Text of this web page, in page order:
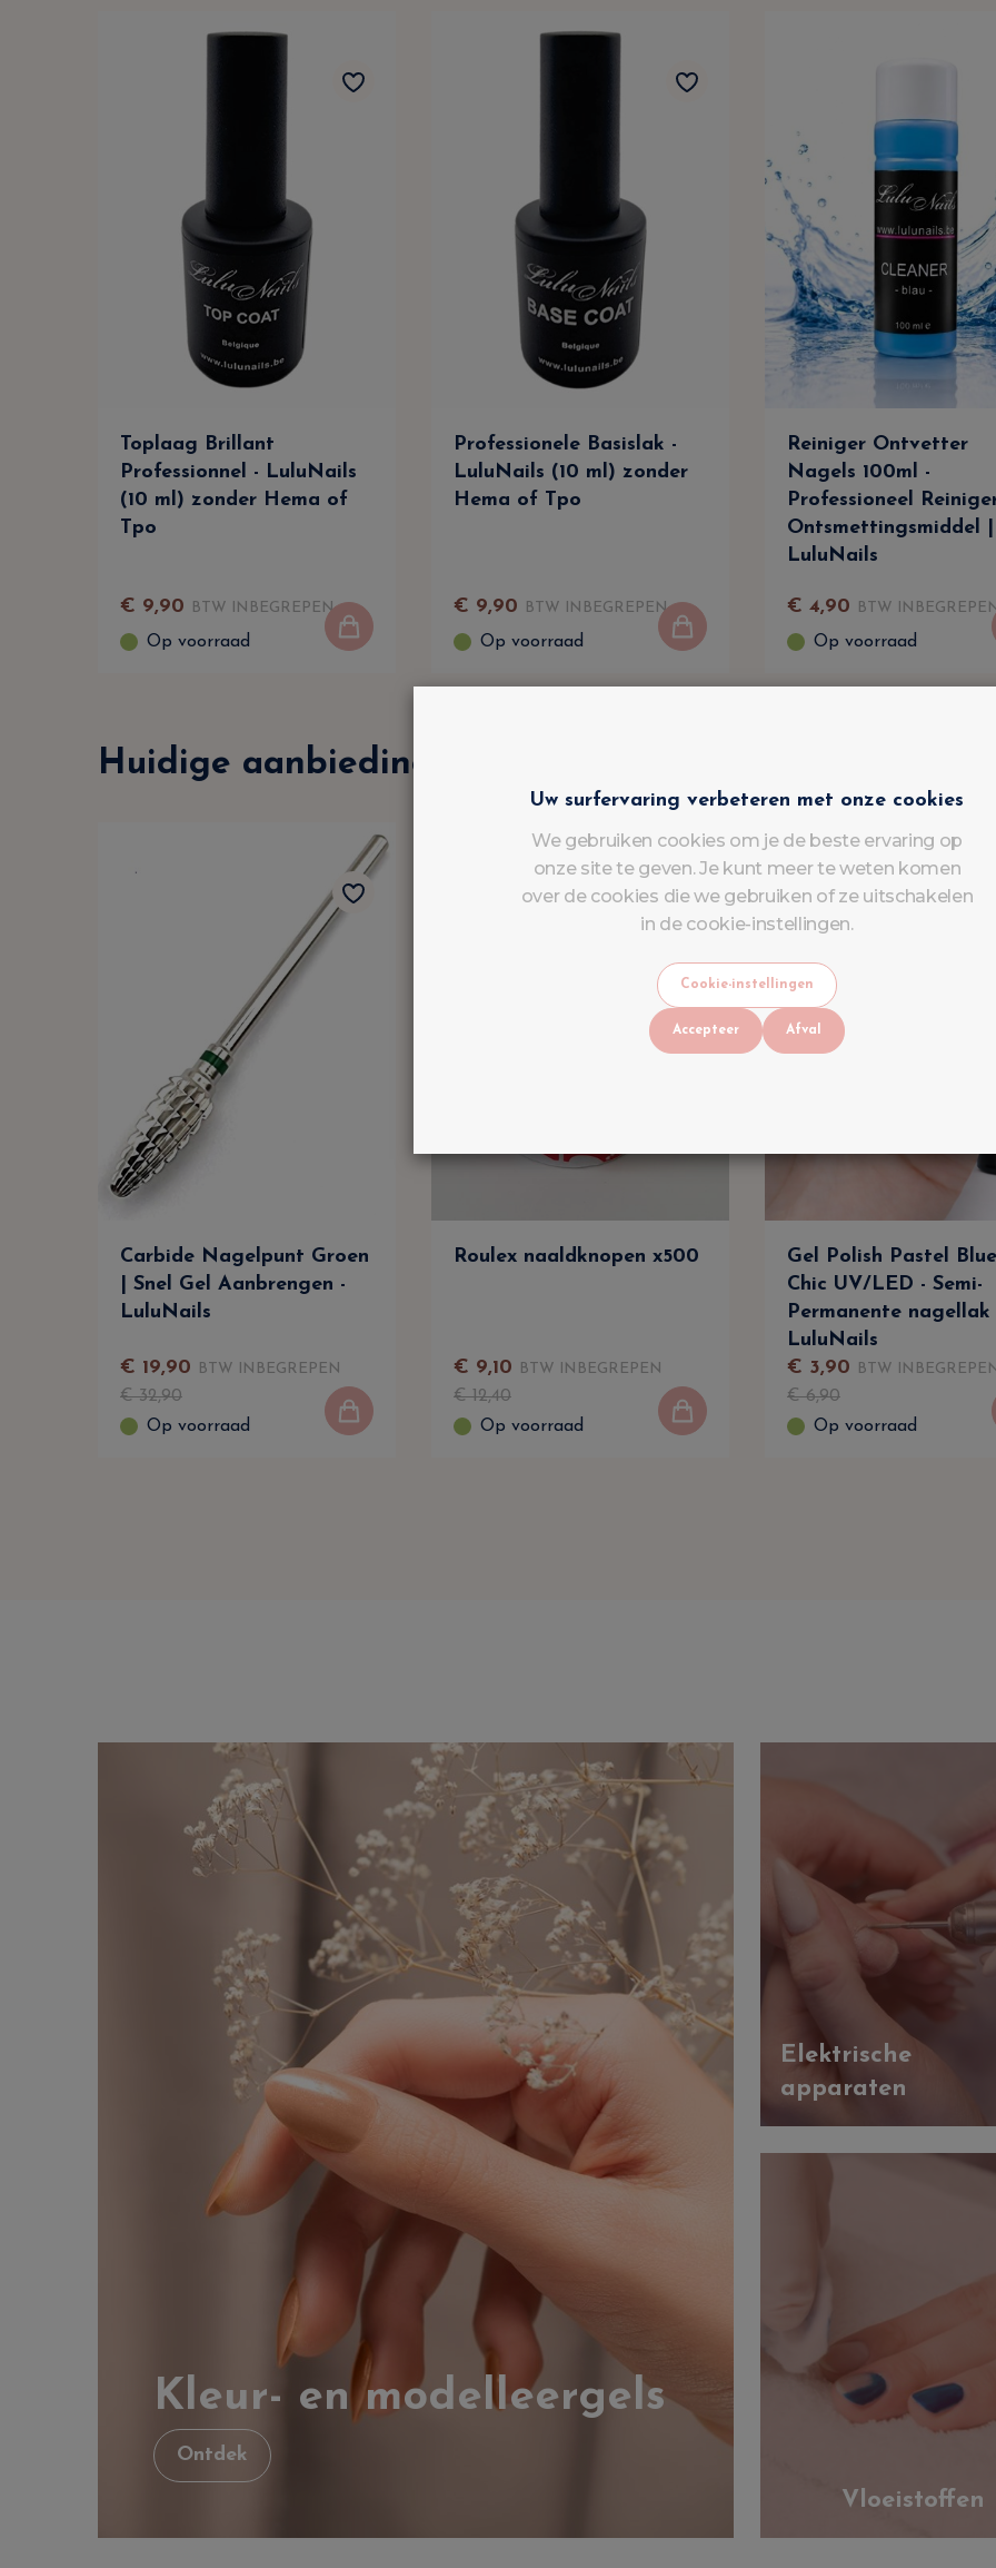
Toplaag Brillant
Professionnel - LuluNails
(10 ml) zonder Hema of
Tpo
€ 9,90 BTW INBEGREPEN
Op voorraad
Professionele Basislak -
LuluNails (10 ml) zonder
Hema of Tpo
€ 9,90 BTW INBEGREPEN
Op voorraad
Reiniger Ontvetter
Nagels 100ml -
Professioneel
Ontsmettingsmiddel |
LuluNails
€ 4,90 BTW
Op voorraad
Huidige aanbiedingen
Carbide Nagelpunt Groen
| Snel Gel Aanbrengen -
LuluNails
€ 19,90 BTW INBEGREPEN
€32,90
Op voorraad
Roulex naaldknopen x500
€ 9,10 BTW INBEGREPEN
€12,40
Op voorraad
Gel Polish Pastel Blue
Chic UV/LED - Semi-
Permanente nagellak
LuluNails
€ 3,90 BTW INBEGREPEN
€6,90
Op voorraad
Kleur- en modelleergels
Ontdek
Elektrische
apparaten
Vloeistoffen
Uw surfervaring verbeteren met onze cookies
We gebruiken cookies om je de beste ervaring op
onze site te geven. Je kunt meer te weten komen
over de cookies die we gebruiken of ze uitschakelen
in de cookie-instellingen.
Cookie-instellingen
Accepteer Afval